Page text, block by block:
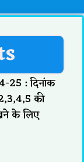
: दिनांक
की
के लिए